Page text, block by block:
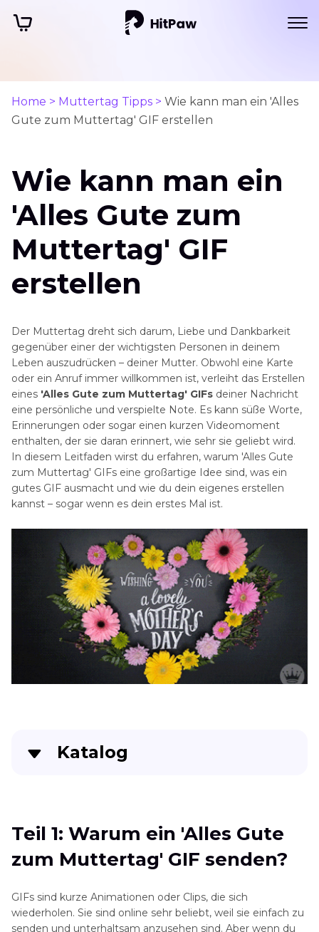
Home > Muttertag Tipps > Wie kann man ein 'Alles
Gute zum Muttertag' GIF erstellen
Wie kann man ein
'Alles Gute zum
Muttertag' GIF
erstellen
Der Muttertag dreht sich darum, Liebe und Dankbarkeit
gegenüber einer der wichtigsten Personen in deinem
Leben auszudrücken – deiner Mutter. Obwohl eine Karte
oder ein Anruf immer willkommen ist, verleiht das Erstellen
eines 'Alles Gute zum Muttertag' GIFs deiner Nachricht
eine persönliche und verspielte Note. Es kann süße Worte,
Erinnerungen oder sogar einen kurzen Videomoment
enthalten, der sie daran erinnert, wie sehr sie geliebt wird.
In diesem Leitfaden wirst du erfahren, warum 'Alles Gute
zum Muttertag' GIFs eine großartige Idee sind, was ein
gutes GIF ausmacht und wie du dein eigenes erstellen
kannst – sogar wenn es dein erstes Mal ist.
Katalog
Teil 2: Was macht ein gutes 'Alles Gute zum
Muttertag' GIF aus?
Teil 3: Wie man ein 'Alles Gute zum Muttertag'
GIF erstellt (Schritt-für-Schritt Anleitung)
Teil 1: Warum ein 'Alles Gute
zum Muttertag' GIF senden?
GIFs sind kurze Animationen oder Clips, die sich
wiederholen. Sie sind online sehr beliebt, weil sie einfach zu
senden und unterhaltsam anzusehen sind. Aber wenn du